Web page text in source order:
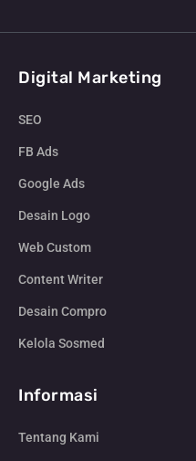
Digital Marketing
SEO
FB Ads
Google Ads
Desain Logo
Web Custom
Content Writer
Desain Compro
Kelola Sosmed
Informasi
Tentang Kami